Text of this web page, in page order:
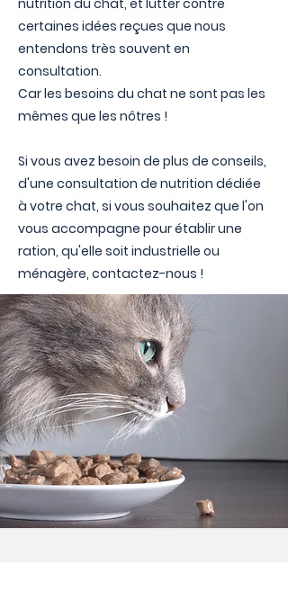
nutrition du chat, et lutter contre
certaines idées reçues que nous
entendons très souvent en
consultation.
Car les besoins du chat ne sont pas les
mêmes que les nôtres !
Si vous avez besoin de plus de conseils,
d'une consultation de nutrition dédiée
à votre chat, si vous souhaitez que l'on
vous accompagne pour établir une
ration, qu'elle soit industrielle ou
ménagère, contactez-nous !